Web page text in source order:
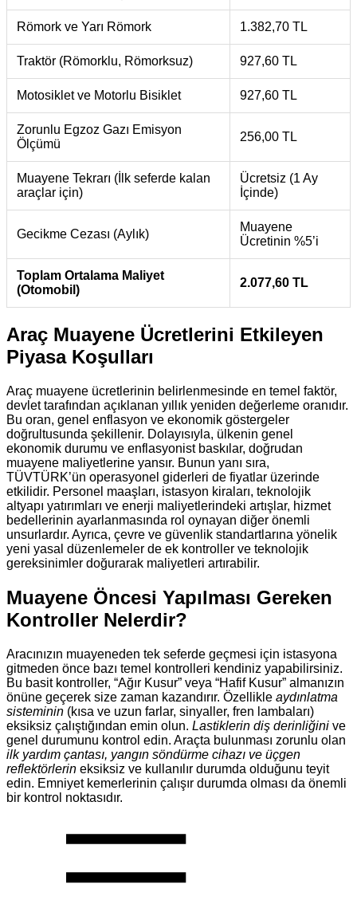
Römork ve Yarı Römork 1.382,70 TL
Traktör (Römorklu, Römorksuz) 927,60 TL
Motosiklet ve Motorlu Bisiklet 927,60 TL
Zorunlu Egzoz Gazı Emisyon
Ölçümü
256,00 TL
Muayene Tekrarı (İlk seferde kalan
araçlar için)
Ücretsiz (1 Ay
İçinde)
Gecikme Cezası (Aylık)
Muayene
Ücretinin %5’i
Toplam Ortalama Maliyet
(Otomobil)
2.077,60 TL
Araç Muayene Ücretlerini Etkileyen
Piyasa Koşulları
Araç muayene ücretlerinin belirlenmesinde en temel faktör,
devlet tarafından açıklanan yıllık yeniden değerleme oranıdır.
Bu oran, genel enflasyon ve ekonomik göstergeler
doğrultusunda şekillenir. Dolayısıyla, ülkenin genel
ekonomik durumu ve enflasyonist baskılar, doğrudan
muayene maliyetlerine yansır. Bunun yanı sıra,
TÜVTÜRK’ün operasyonel giderleri de fiyatlar üzerinde
etkilidir. Personel maaşları, istasyon kiraları, teknolojik
altyapı yatırımları ve enerji maliyetlerindeki artışlar, hizmet
bedellerinin ayarlanmasında rol oynayan diğer önemli
unsurlardır. Ayrıca, çevre ve güvenlik standartlarına yönelik
yeni yasal düzenlemeler de ek kontroller ve teknolojik
gereksinimler doğurarak maliyetleri artırabilir.
Muayene Öncesi Yapılması Gereken
Kontroller Nelerdir?
Aracınızın muayeneden tek seferde geçmesi için istasyona
gitmeden önce bazı temel kontrolleri kendiniz yapabilirsiniz.
Bu basit kontroller, “Ağır Kusur” veya “Hafif Kusur” almanızın
önüne geçerek size zaman kazandırır. Özellikle aydınlatma
sisteminin (kısa ve uzun farlar, sinyaller, fren lambaları)
eksiksiz çalıştığından emin olun. Lastiklerin diş derinliğini ve
genel durumunu kontrol edin. Araçta bulunması zorunlu olan
ilk yardım çantası, yangın söndürme cihazı ve üçgen
reflektörlerin eksiksiz ve kullanılır durumda olduğunu teyit
edin. Emniyet kemerlerinin çalışır durumda olması da önemli
bir kontrol noktasıdır.